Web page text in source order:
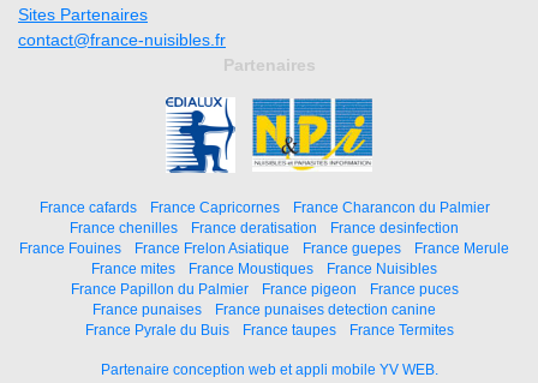
Sites Partenaires
contact@france-nuisibles.fr
Partenaires
France cafards France Capricornes
France Charancon du Palmier
France chenilles
France deratisation
France desinfection
France Fouines
France Frelon Asiatique France guepes
France Merule
France mites
France Moustiques
France Nuisibles
France Papillon du Palmier
France pigeon
France puces
France punaises
France punaises detection canine
France Pyrale du Buis
France taupes France Termites
Partenaire conception web et appli mobile YV WEB.